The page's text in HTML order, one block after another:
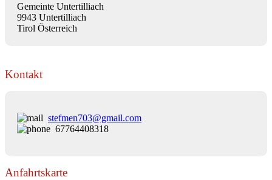
Gemeinte Untertilliach
9943 Untertilliach
Tirol Österreich
Kontakt
stefmen703@gmail.com
67764408318
Anfahrtskarte